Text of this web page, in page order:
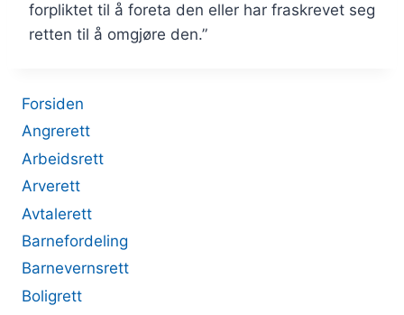
forpliktet til å foreta den eller har fraskrevet seg
retten til å omgjøre den.”
Forsiden
Angrerett
Arbeidsrett
Arverett
Avtalerett
Barnefordeling
Barnevernsrett
Boligrett